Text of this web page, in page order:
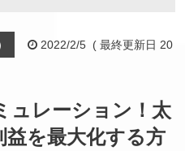
2022/2/5 ( 最終更新日 20
ュレーション！太
益を最大化する方